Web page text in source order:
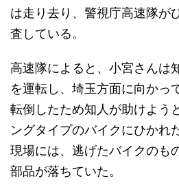
は走り去り、警視庁高速隊が
査している。
高速隊によると、小宮さんは
を運転し、埼玉方面に向かっ
転倒したため知人が助けよう
ングタイプのバイクにひかれ
現場には、逃げたバイクのも
部品が落ちていた。